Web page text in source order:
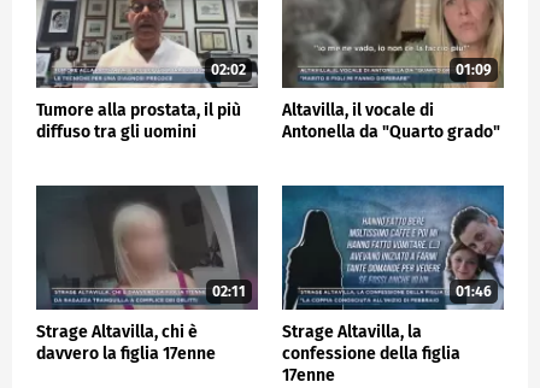
02:02
Tumore alla prostata, il più
diffuso tra gli uomini
01:09
Altavilla, il vocale di
Antonella da "Quarto grado"
02:11
Strage Altavilla, chi è
davvero la figlia 17enne
01:46
Strage Altavilla, la
confessione della figlia
17enne